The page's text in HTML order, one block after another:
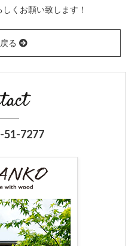
くお願い致します！
る
51-7277